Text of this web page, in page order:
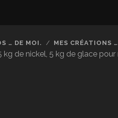
de nickel, 5 kg de glace
… DE MOI. MES CRÉATIONS …